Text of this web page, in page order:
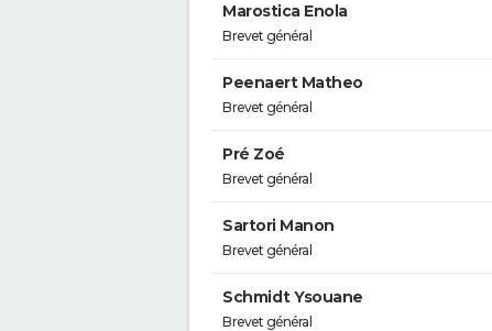
Marostica Enola
Brevet général
Peenaert Matheo
Brevet général
Pré Zoé
Brevet général
Sartori Manon
Brevet général
Schmidt Ysouane
Brevet général